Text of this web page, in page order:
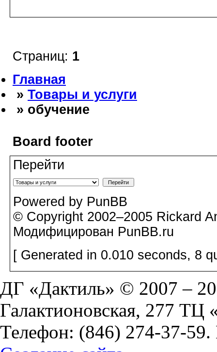
Страниц: 1
Главная
» Товары и услуги
» обучение
Board footer
Перейти
Powered by PunBB
© Copyright 2002–2005 Rickard
Модифицирован PunBB.ru
[ Generated in 0.010 seconds, 8
ДГ «Дактиль» © 2007 –
Галактионовская, 277
Телефон: (846) 274-37-